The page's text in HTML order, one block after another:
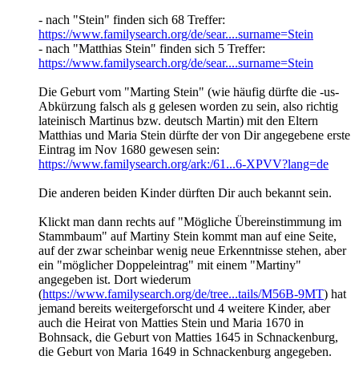
- nach "Stein" finden sich 68 Treffer:
https://www.familysearch.org/de/sear....surname=Stein
- nach "Matthias Stein" finden sich 5 Treffer:
https://www.familysearch.org/de/sear....surname=Stein
Die Geburt vom "Marting Stein" (wie häufig dürfte die -us-
Abkürzung falsch als g gelesen worden zu sein, also richtig
lateinisch Martinus bzw. deutsch Martin) mit den Eltern
Matthias und Maria Stein dürfte der von Dir angegebene erste
Eintrag im Nov 1680 gewesen sein:
https://www.familysearch.org/ark:/61...6-XPVV?lang=de
Die anderen beiden Kinder dürften Dir auch bekannt sein.
Klickt man dann rechts auf "Mögliche Übereinstimmung im
Stammbaum" auf Martiny Stein kommt man auf eine Seite,
auf der zwar scheinbar wenig neue Erkenntnisse stehen, aber
ein "möglicher Doppeleintrag" mit einem "Martiny"
angegeben ist. Dort wiederum
(https://www.familysearch.org/de/tree...tails/M56B-9MT) hat
jemand bereits weitergeforscht und 4 weitere Kinder, aber
auch die Heirat von Matties Stein und Maria 1670 in
Bohnsack, die Geburt von Matties 1645 in Schnackenburg,
die Geburt von Maria 1649 in Schnackenburg angegeben.